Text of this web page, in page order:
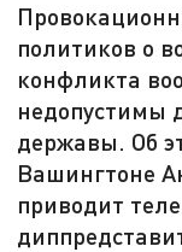
политиков о
конфликта
недопустимы
державы. Об
Вашингтоне
приводит